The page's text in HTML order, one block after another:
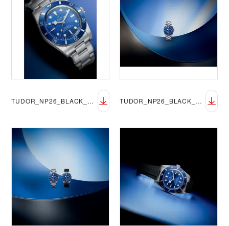
TUDOR_NP26_BLACK_BAY_54_BLUE_LIFESTYLE_7 TUDOR_NP26_BLACK_BAY_54_BLUE_LIFESTYLE_8